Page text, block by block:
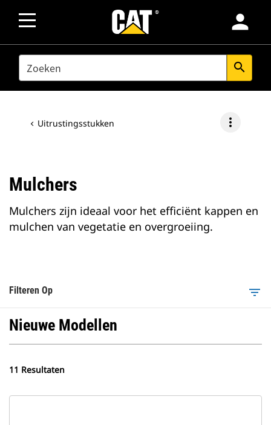
person
SEARCH search
Uitrustingsstukken more_vert
Mulchers
Mulchers zijn ideaal voor het efficiënt kappen en
mulchen van vegetatie en overgroeiing.
Filteren Op filter_list
Nieuwe Modellen
11 Resultaten